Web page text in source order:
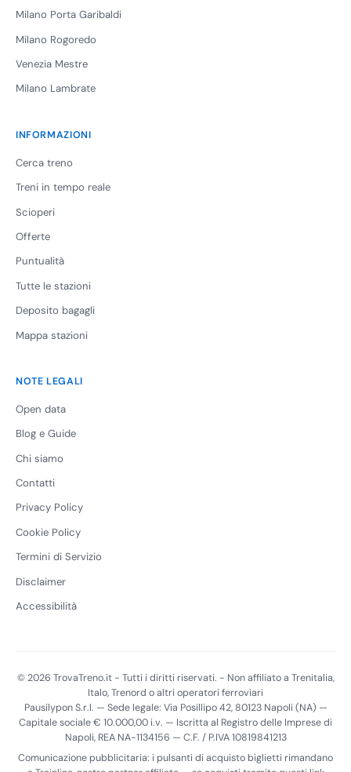
Milano Porta Garibaldi
Milano Rogoredo
Venezia Mestre
Milano Lambrate
INFORMAZIONI
Cerca treno
Treni in tempo reale
Scioperi
Offerte
Puntualità
Tutte le stazioni
Deposito bagagli
Mappa stazioni
NOTE LEGALI
Open data
Blog e Guide
Chi siamo
Contatti
Privacy Policy
Cookie Policy
Termini di Servizio
Disclaimer
Accessibilità
© 2026 TrovaTreno.it - Tutti i diritti riservati. - Non affiliato a Trenitalia,
Italo, Trenord o altri operatori ferroviari
Pausilypon S.r.l. — Sede legale: Via Posillipo 42, 80123 Napoli (NA) —
Capitale sociale € 10.000,00 i.v. — Iscritta al Registro delle Imprese di
Napoli, REA NA-1134156 — C.F. / P.IVA 10819841213
Comunicazione pubblicitaria: i pulsanti di acquisto biglietti rimandano